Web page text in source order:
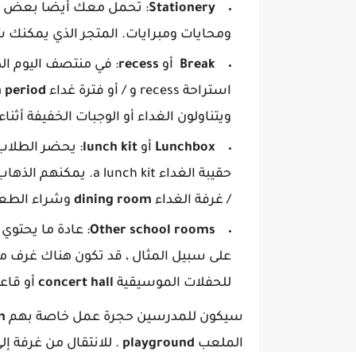
Stationery: تحمل معك أيضًا بعض
ومحايات ومبرايات. المتجر الذي
Break أو recess
استراحة recess و / أو فترة غداء
period
ويتناولون الغداء أو الوجبات الخفيفة
Lunchbox أو lunch kit: يحضر
حقيبة الغداء a lunch kit. يمكنهم الذهاب إلى كافتيريا المدرسة / غرفة الطعام
/ غرفة الغداء dining room وشراء
Other school rooms: عادة ما
على سبيل المثال ، قد تكون هناك غرف
للحفلات الموسيقية concert hall أو
سيكون للمدرسين حجرة عمل خاصة بهم
الملعب playground . للانتقال من غرفة